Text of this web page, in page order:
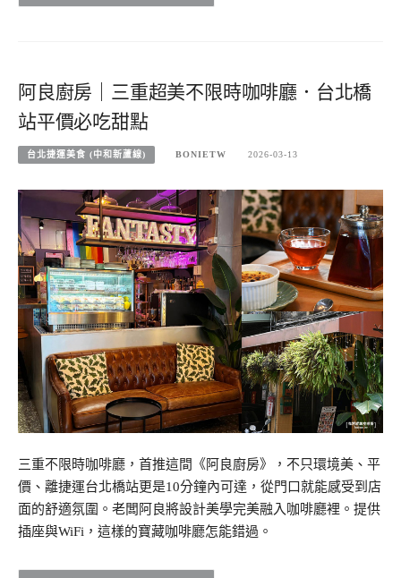
阿良廚房｜三重超美不限時咖啡廳．台北橋
站平價必吃甜點
台北捷運美食 (中和新蘆線) BONIETW 2026-03-13
三重不限時咖啡廳，首推這間《阿良廚房》，不只環境美、平
價、離捷運台北橋站更是10分鐘內可達，從門口就能感受到店
面的舒適氛圍。老闆阿良將設計美學完美融入咖啡廳裡。提供
插座與WiFi，這樣的寶藏咖啡廳怎能錯過。